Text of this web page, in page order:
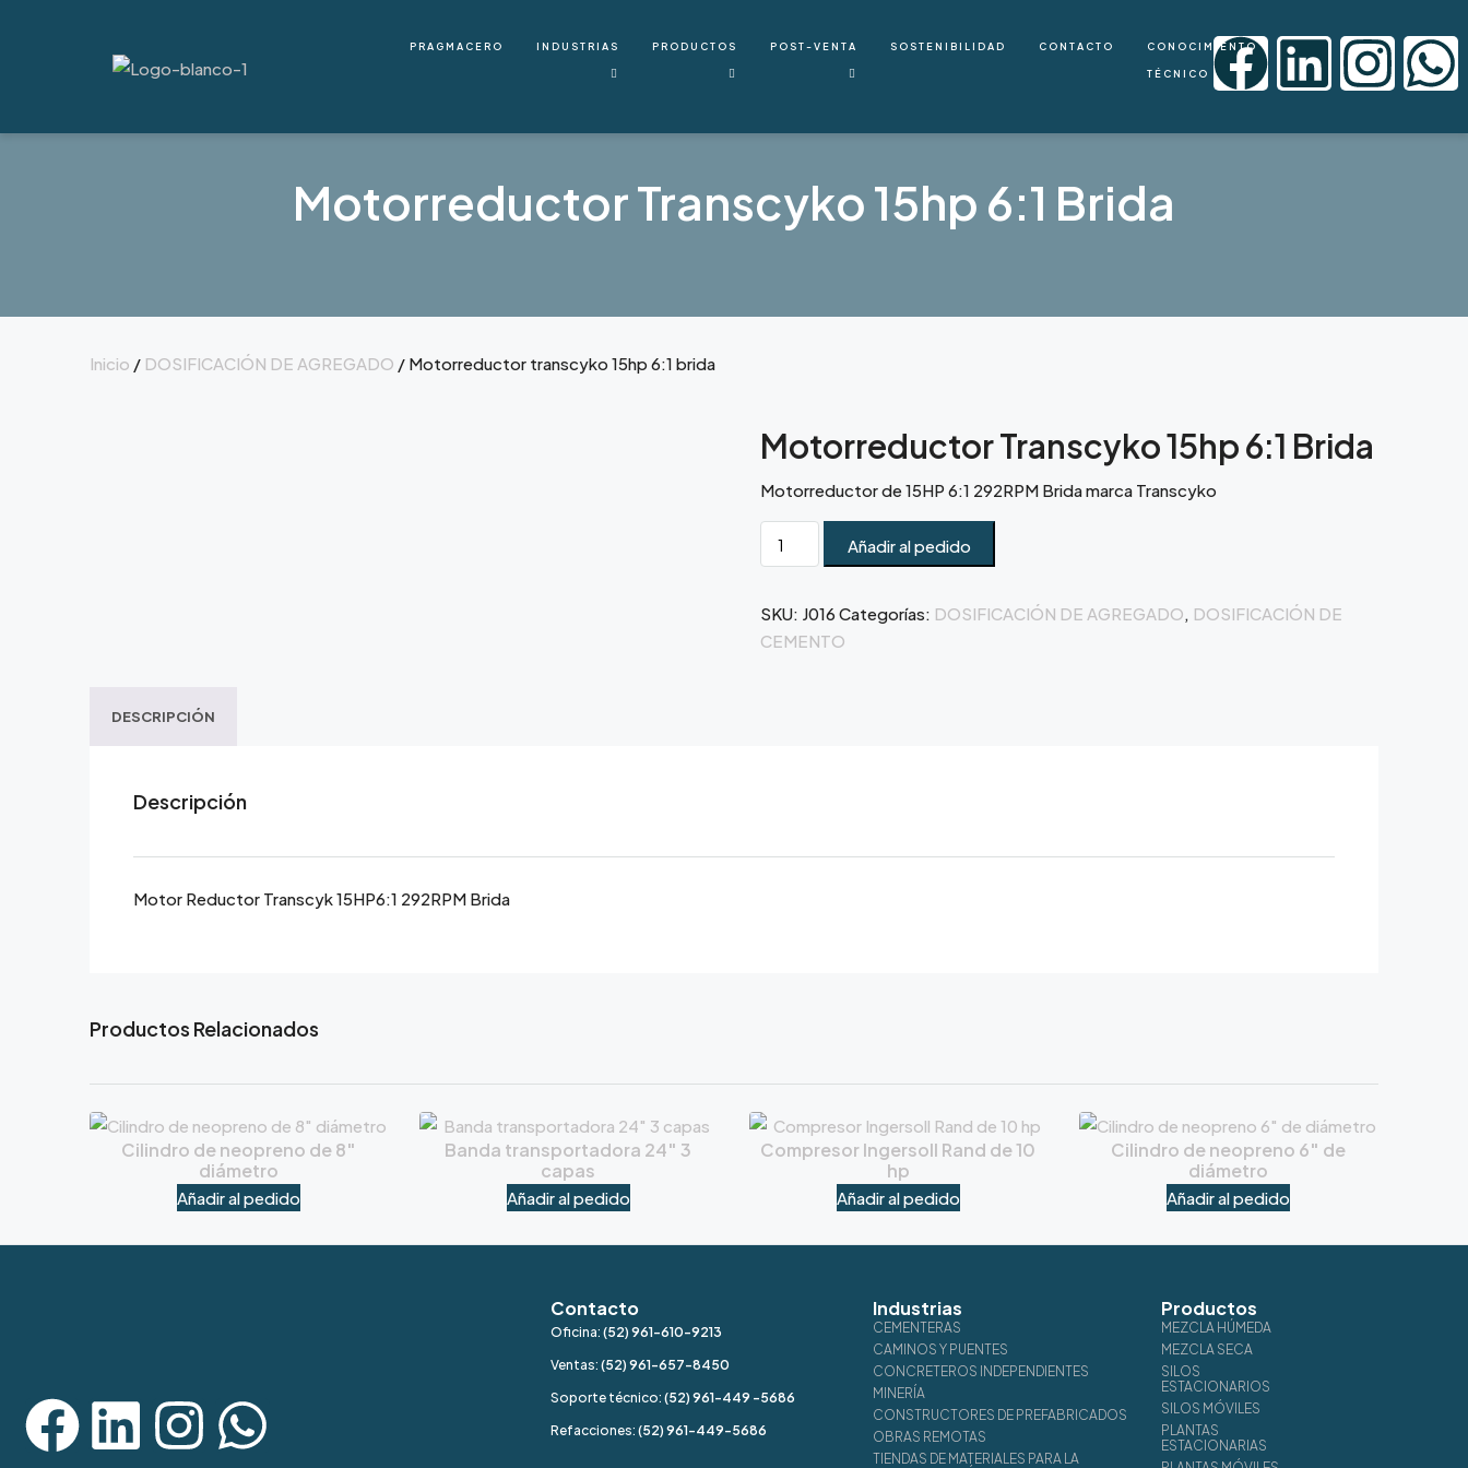
PRAGMACERO INDUSTRIAS PRODUCTOS POST-VENTA SOSTENIBILIDAD CONTACTO CONOCIMIENTO
TÉCNICO
Motorreductor Transcyko 15hp 6:1 Brida
Inicio / DOSIFICACIÓN DE AGREGADO / Motorreductor transcyko 15hp 6:1 brida
Motorreductor Transcyko 15hp 6:1 Brida
Motorreductor de 15HP 6:1 292RPM Brida marca Transcyko
Añadir al pedido
SKU: J016Categorías: DOSIFICACIÓN DE AGREGADO, DOSIFICACIÓN DE
CEMENTO
DESCRIPCIÓN
Descripción
Motor Reductor Transcyk 15HP6:1 292RPM Brida
Productos Relacionados
Cilindro de neopreno de 8″
diámetro
Añadir al pedido
Banda transportadora 24″ 3
capas
Añadir al pedido
Compresor Ingersoll Rand de 10
hp
Añadir al pedido
Cilindro de neopreno 6″ de
diámetro
Añadir al pedido
Contacto
Oficina: (52) 961-610-9213
Ventas: (52) 961-657-8450
Soporte técnico: (52) 961-449 -5686
Refacciones: (52) 961-449-5686
Industrias
CEMENTERAS
CAMINOS Y PUENTES
CONCRETEROS INDEPENDIENTES
MINERÍA
CONSTRUCTORES DE PREFABRICADOS
OBRAS REMOTAS
TIENDAS DE MATERIALES PARA LA
Productos
MEZCLA HÚMEDA
MEZCLA SECA
SILOS
ESTACIONARIOS
SILOS MÓVILES
PLANTAS
ESTACIONARIAS